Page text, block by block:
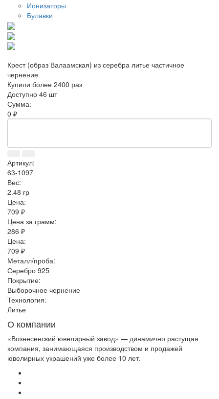
Ионизаторы
Булавки
Крест (образ Валаамская) из серебра литье частичное
чернение
Купили более 2400 раз
Доступно 46 шт
Сумма:
0 ₽
Артикул:
63-1097
Вес:
2.48 гр
Цена:
709 ₽
Цена за грамм:
286 ₽
Цена:
709 ₽
Металл/проба:
Серебро 925
Покрытие:
Выборочное чернение
Технология:
Литье
О компании
«Вознесенский ювелирный завод» — динамично растущая
компания, занимающаяся производством и продажей
ювелирных украшений уже более 10 лет.